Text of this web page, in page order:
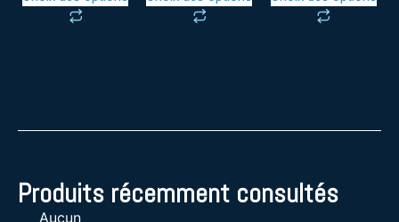
Produits récemment consultés
Aucun